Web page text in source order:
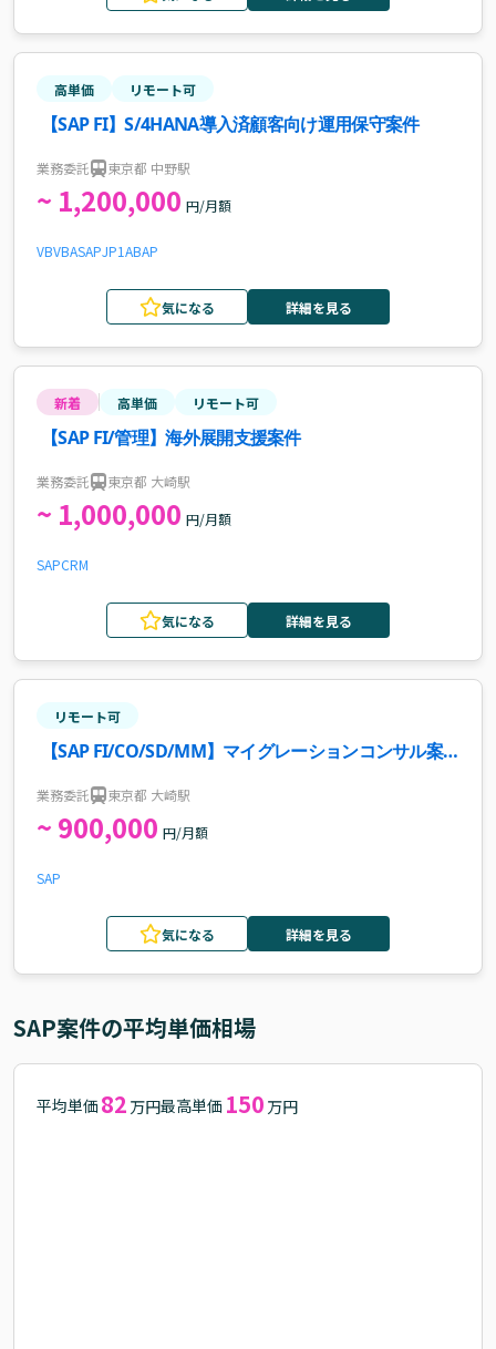
高単価 リモート可
【SAP FI】S/4HANA導入済顧客向け運用保守案件
業務委託 東京都 中野駅
~ 1,200,000 円/月額
VBVBASAPJP1ABAP
気になる 詳細を見る
新着 高単価 リモート可
【SAP FI/管理】海外展開支援案件
業務委託 東京都 大崎駅
~ 1,000,000 円/月額
SAPCRM
気になる 詳細を見る
リモート可
【SAP FI/CO/SD/MM】マイグレーションコンサル案
業務委託 東京都 大崎駅
~ 900,000 円/月額
SAP
気になる 詳細を見る
SAP案件の平均単価相場
平均単価 82 万円最高単価 150 万円